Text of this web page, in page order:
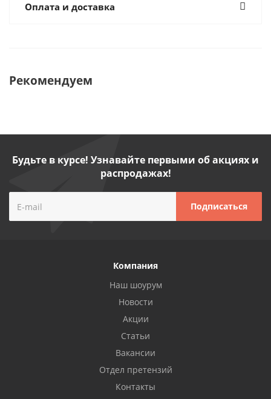
Оплата и доставка
Рекомендуем
Будьте в курсе! Узнавайте первыми об акциях и
распродажах!
Компания
Наш шоурум
Новости
Акции
Статьи
Вакансии
Отдел претензий
Контакты